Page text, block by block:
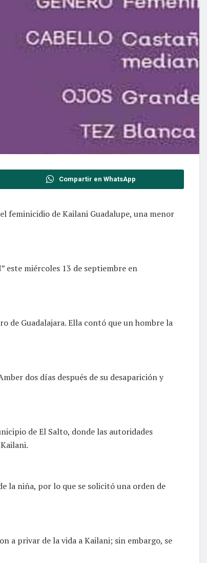
Compartir en WhatsApp
feminicidio de Kailani Guadalupe, una menor
este miércoles 13 de septiembre en
de Guadalajara. Ella contó que un hombre la
dos días después de su desaparición y
de El Salto, donde las autoridades
la niña, por lo que se solicitó una orden de
a privar de la vida a Kailani; sin embargo, se